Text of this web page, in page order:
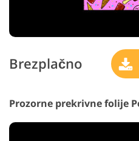
Brezplačno